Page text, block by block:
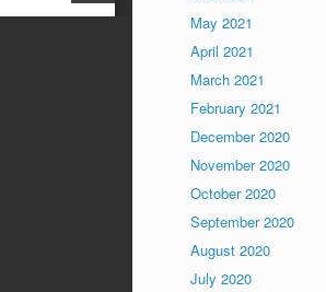
May 2021
April 2021
March 2021
February 2021
December 2020
November 2020
October 2020
September 2020
August 2020
July 2020